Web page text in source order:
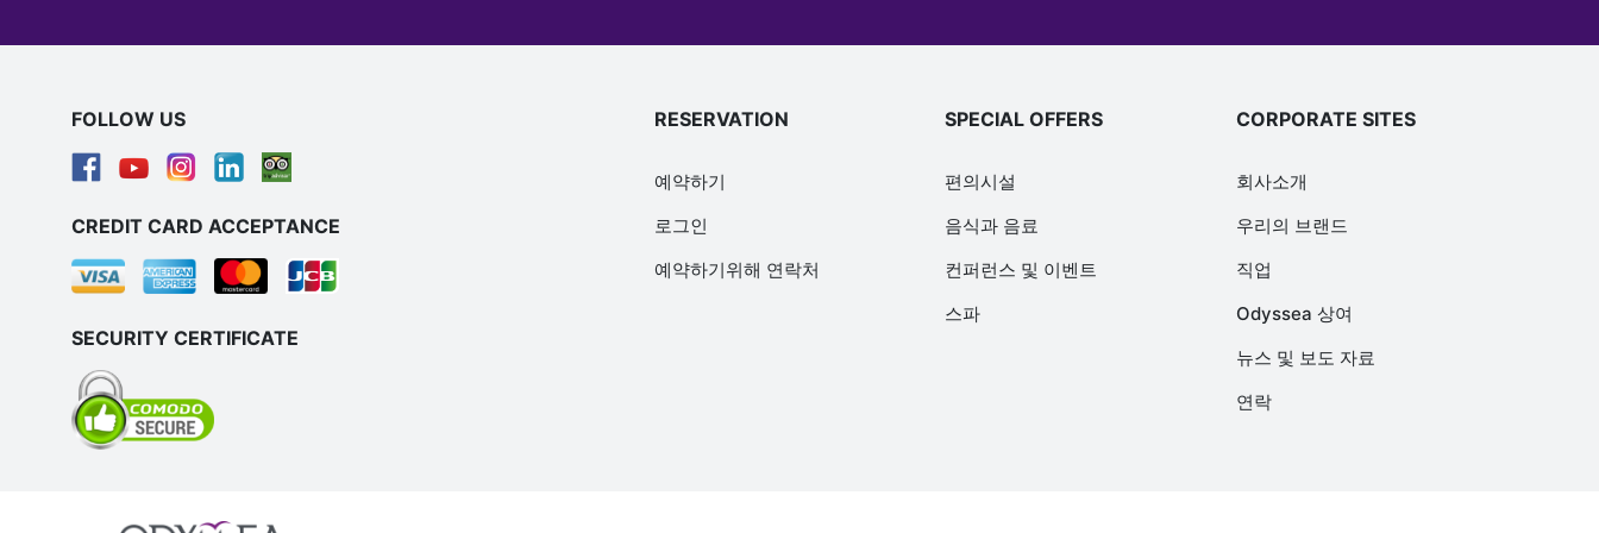
FOLLOW US
CREDIT CARD ACCEPTANCE
SECURITY CERTIFICATE
RESERVATION
예약하기
로그인
예약하기위해 연락처
SPECIAL OFFERS
편의시설
음식과 음료
컨퍼런스 및 이벤트
스파
CORPORATE SITES
회사소개
우리의 브랜드
직업
Odyssea 상여
뉴스 및 보도 자료
연락